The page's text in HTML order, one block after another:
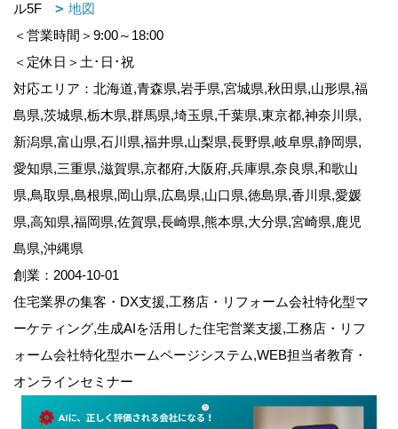
ル5F
地図
＜営業時間＞9:00～18:00
＜定休日＞土･日･祝
対応エリア：北海道,青森県,岩手県,宮城県,秋田県,山形県,福
島県,茨城県,栃木県,群馬県,埼玉県,千葉県,東京都,神奈川県,
新潟県,富山県,石川県,福井県,山梨県,長野県,岐阜県,静岡県,
愛知県,三重県,滋賀県,京都府,大阪府,兵庫県,奈良県,和歌山
県,鳥取県,島根県,岡山県,広島県,山口県,徳島県,香川県,愛媛
県,高知県,福岡県,佐賀県,長崎県,熊本県,大分県,宮崎県,鹿児
島県,沖縄県
創業：2004-10-01
住宅業界の集客・DX支援,工務店・リフォーム会社特化型マ
ーケティング,生成AIを活用した住宅営業支援,工務店・リフ
ォーム会社特化型ホームページシステム,WEB担当者教育・
オンラインセミナー